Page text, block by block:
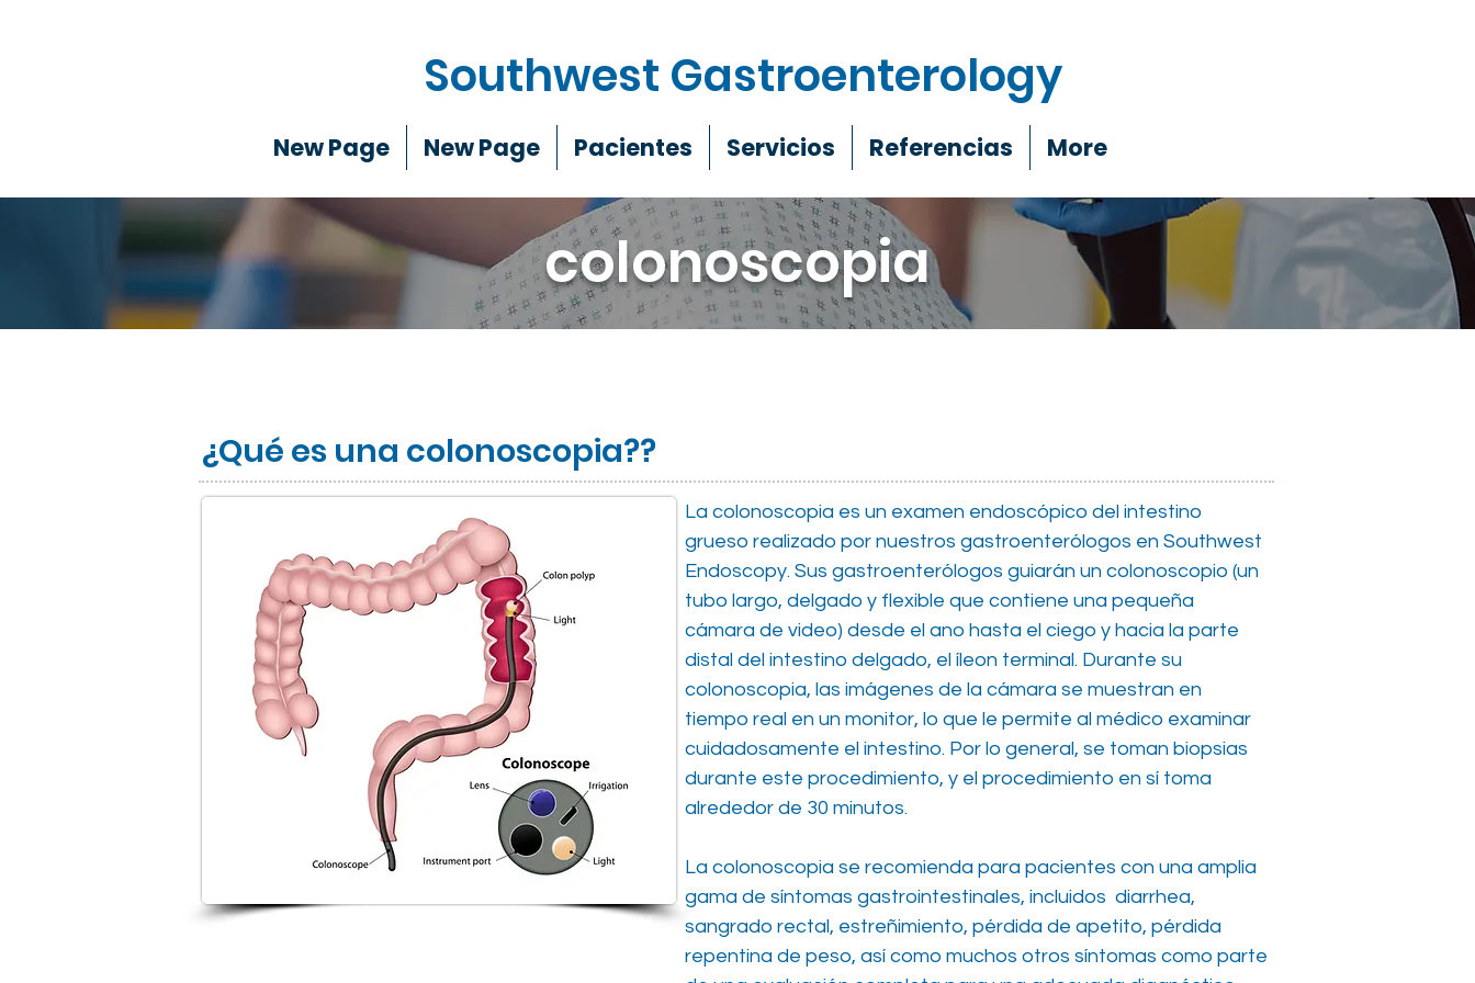
New Page New Page Pacientes Servicios Referencias More
Southwest Gastroenterology
colonoscopia
¿Qué es una colonoscopia??
La colonoscopia es un examen endoscópico del intestino
grueso realizado por nuestros gastroenterólogos en Southwest
Endoscopy. Sus gastroenterólogos guiarán un colonoscopio (un
tubo largo, delgado y flexible que contiene una pequeña
cámara de video) desde el ano hasta el ciego y hacia la parte
distal del intestino delgado, el íleon terminal. Durante su
colonoscopia, las imágenes de la cámara se muestran en
tiempo real en un monitor, lo que le permite al médico examinar
cuidadosamente el intestino. Por lo general, se toman biopsias
durante este procedimiento, y el procedimiento en sí toma
alrededor de 30 minutos.
La colonoscopia se recomienda para pacientes con una amplia
gama de síntomas gastrointestinales, incluidos diarrhea,
sangrado rectal, estreñimiento, pérdida de apetito, pérdida
repentina de peso, así como muchos otros síntomas como parte